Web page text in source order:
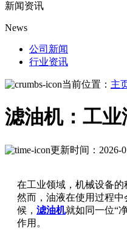
新闻资讯
News
公司新闻
行业资讯
当前位置： 主
滤油机：工
更新时间：2026-
在工业领域，机械设备的
然而，油液在使用过程
候， 滤油机就如同一位“
作用。